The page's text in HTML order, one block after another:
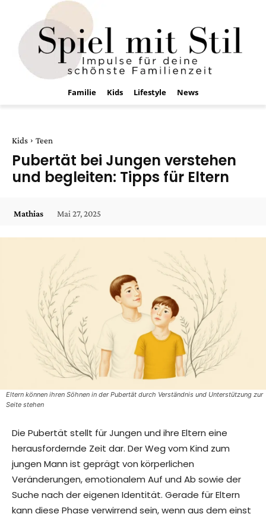
Familie Kids Lifestyle News
Kids Teen
Pubertät bei Jungen verstehen
und begleiten: Tipps für Eltern
Mathias Mai 27, 2025
Eltern können ihren Söhnen in der Pubertät durch Verständnis und Unterstützung zur
Seite stehen
Die Pubertät stellt für Jungen und ihre Eltern eine
herausfordernde Zeit dar. Der Weg vom Kind zum
jungen Mann ist geprägt von körperlichen
Veränderungen, emotionalem Auf und Ab sowie der
Suche nach der eigenen Identität. Gerade für Eltern
kann diese Phase verwirrend sein, wenn aus dem einst